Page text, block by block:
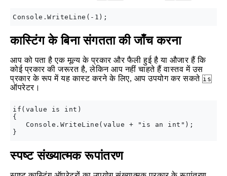
कास्टिंग के बिना संगतता की जाँच करना
आप को पता है एक मूल्य के प्रकार और फैली हुई है या औजार हैं कि
कोई प्रकार की जरूरत है, लेकिन आप नहीं चाहते हैं वास्तव में उस
प्रकार के रूप में यह कास्ट करने के लिए, आप उपयोग कर सकते is
ऑपरेटर।
if(value is int)
{
   Console.WriteLine(value + "is an int");
स्पष्ट संख्यात्मक रूपांतरण